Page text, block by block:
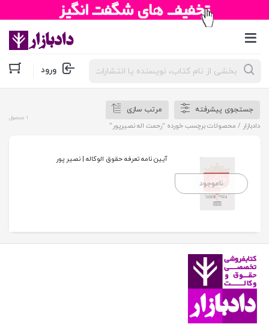
جستجوی
محصولات ورود
جستجوی پیشرفته
مرتب سازی
دادبازار / محصولات برچسب خورده “رحمت اله نصیرپور”
1 محصول
ناموجود
آیین نامه تعرفه حقوق الوکاله | نصیر پور